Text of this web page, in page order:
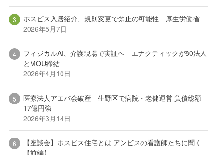
ホスピス入居紹介、規則変更で禁止の可能性 厚生労働省
2026年5月7日
フィジカルAI、介護現場で実証へ エナクティックが80法人
とMOU締結
2026年4月10日
医療法人アエバ会破産 生野区で病院・老健運営 負債総額
17億円強
2026年3月14日
【座談会】ホスピス住宅とは アンビスの看護師たちに聞く
【前編】